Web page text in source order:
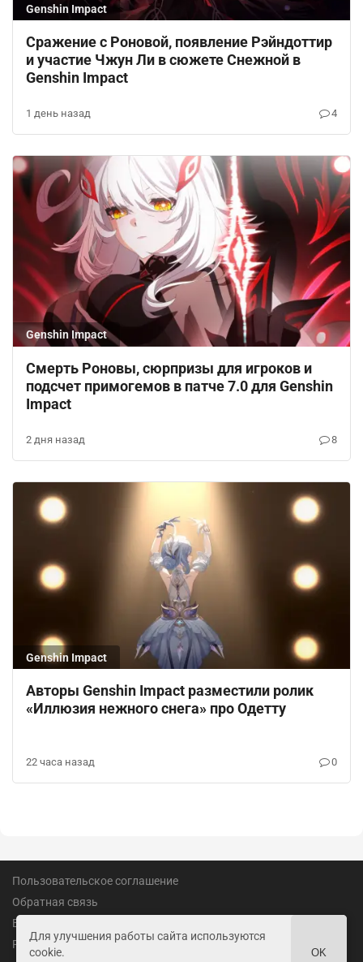
Genshin Impact
Сражение с Роновой, появление Рэйндоттир
и участие Чжун Ли в сюжете Снежной в
Genshin Impact
1 день назад 4
Genshin Impact
Смерть Роновы, сюрпризы для игроков и
подсчет примогемов в патче 7.0 для Genshin
Impact
2 дня назад 8
Genshin Impact
Авторы Genshin Impact разместили ролик
«Иллюзия нежного снега» про Одетту
22 часа назад 0
Для улучшения работы сайта используются
cookie.
OK
Пользовательское соглашение
Обратная связь
Вакансии
Реклама